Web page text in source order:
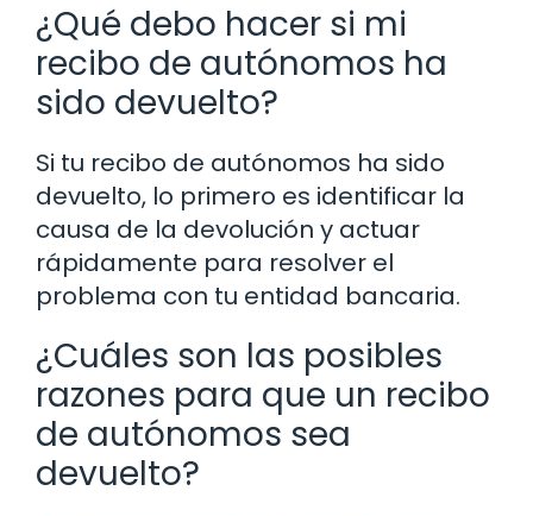
¿Qué debo hacer si mi
recibo de autónomos ha
sido devuelto?
Si tu recibo de autónomos ha sido
devuelto, lo primero es identificar la
causa de la devolución y actuar
rápidamente para resolver el
problema con tu entidad bancaria.
¿Cuáles son las posibles
razones para que un recibo
de autónomos sea
devuelto?